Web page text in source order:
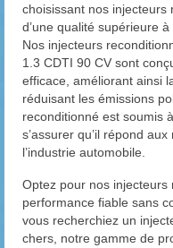
choisissant nos injecteurs
d’une qualité supérieure
Nos injecteurs
1.3 CDTI 90 CV sont
efficace, améliorant ainsi
réduisant les émissions
reconditionné est soumis
s’assurer qu’il répond
l’industrie automobile.
Optez pour nos injecteurs
performance fiable sans
vous recherchiez un
chers, notre gamme de